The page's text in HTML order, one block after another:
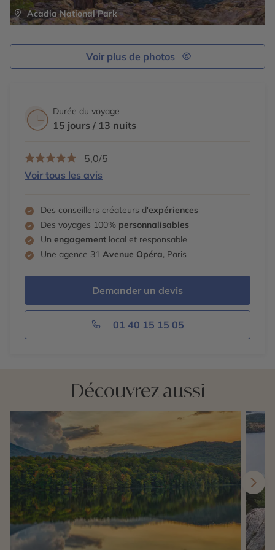
Acadia National Park
Voir plus de photos
Durée du voyage
15 jours / 13 nuits
5,0/5
Voir tous les avis
Des conseillers créateurs d'expériences
Des voyages 100% personnalisables
Un engagement local et responsable
Une agence 31 Avenue Opéra, Paris
Demander un devis
01 40 15 15 05
Découvrez aussi